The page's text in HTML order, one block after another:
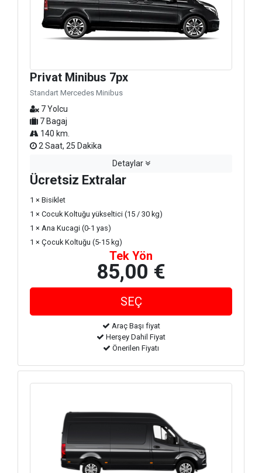
Privat Minibus 7px
Standart Mercedes Minibus
7 Yolcu
7 Bagaj
140 km.
2 Saat, 25 Dakika
Detaylar
Ücretsiz Extralar
1 × Bisiklet
1 × Cocuk Koltuğu yükseltici (15 / 30 kg)
1 × Ana Kucagi (0-1 yas)
1 × Çocuk Koltuğu (5-15 kg)
Tek Yön
85,00 €
Araç Başı fiyat
Herşey Dahil Fiyat
Önerilen Fiyatı